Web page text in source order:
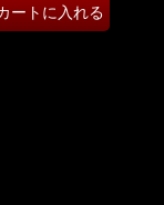
ートに入れる